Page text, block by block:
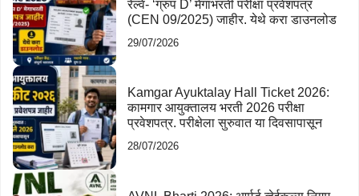
रेल्वे- ‘ग्रुप D’ मेगाभरती परीक्षा प्रवेशपत्र
(CEN 09/2025) जाहीर. येथे करा डाउनलोड
29/07/2026
Kamgar Ayuktalay Hall Ticket 2026:
कामगार आयुक्तालय भरती 2026 परीक्षा
प्रवेशपत्र. परीक्षेला सुरुवात या दिवसापासून
28/07/2026